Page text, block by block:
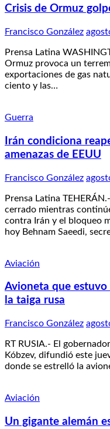
Crisis de Ormuz
Francisco González
Prensa Latina
Ormuz provoca un
exportaciones de gas
ciento y las…
Guerra
Irán condiciona
amenazas de EEUU
Francisco González
Prensa Latina
cerrado mientras
contra Irán y el bloqueo
hoy Behnam Saeedi,
Aviación
Avioneta que estuvo
la taiga rusa
Francisco González
RT RUSIA.- El
Kóbzev, difundió este
donde se estrelló la
Aviación
Un gigante alemán